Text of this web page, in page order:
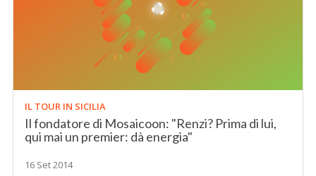
IL TOUR IN SICILIA
Il fondatore di Mosaicoon: "Renzi? Prima di lui,
qui mai un premier: dà energia"
16 Set 2014